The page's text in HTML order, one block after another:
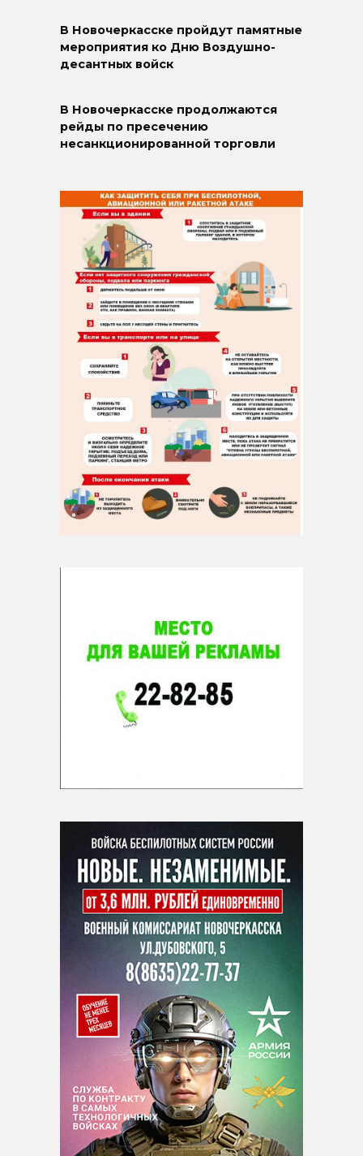
В Новочеркасске пройдут памятные
мероприятия ко Дню Воздушно-
десантных войск
В Новочеркасске продолжаются
рейды по пресечению
несанкционированной торговли